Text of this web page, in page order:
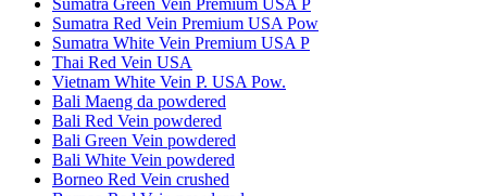
Sumatra Red Vein Premium USA Pow
Sumatra White Vein Premium USA P
Thai Red Vein USA
Vietnam White Vein P. USA Pow.
Bali Maeng da powdered
Bali Red Vein powdered
Bali Green Vein powdered
Bali White Vein powdered
Borneo Red Vein crushed